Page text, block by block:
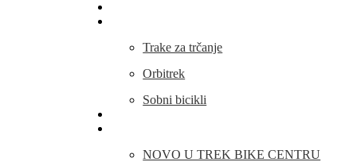
Trake za trčanje
Orbitrek
Sobni bicikli
NOVO U TREK BIKE CENTRU